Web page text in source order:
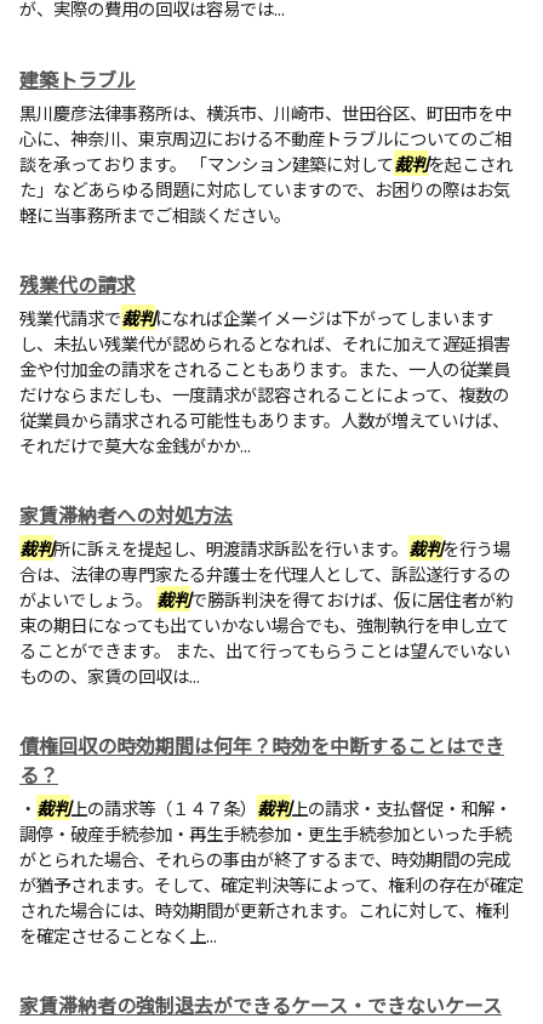
が、実際の費用の回収は容易では...
建築トラブル
黒川慶彦法律事務所は、横浜市、川崎市、世田谷区、町田市を中
心に、神奈川、東京周辺における不動産トラブルについてのご相
談を承っております。 「マンション建築に対して裁判を起こされ
た」などあらゆる問題に対応していますので、お困りの際はお気
軽に当事務所までご相談ください。
残業代の請求
残業代請求で裁判になれば企業イメージは下がってしまいます
し、未払い残業代が認められるとなれば、それに加えて遅延損害
金や付加金の請求をされることもあります。また、一人の従業員
だけならまだしも、一度請求が認容されることによって、複数の
従業員から請求される可能性もあります。人数が増えていけば、
それだけで莫大な金銭がかか...
家賃滞納者への対処方法
裁判所に訴えを提起し、明渡請求訴訟を行います。 裁判を行う場
合は、法律の専門家たる弁護士を代理人として、訴訟遂行するの
がよいでしょう。 裁判で勝訴判決を得ておけば、仮に居住者が約
束の期日になっても出ていかない場合でも、強制執行を申し立て
ることができます。 また、出て行ってもらうことは望んでいない
ものの、家賃の回収は...
債権回収の時効期間は何年？時効を中断することはでき
る？
・ 裁判上の請求等（１４７条） 裁判上の請求・支払督促・和解・
調停・破産手続参加・再生手続参加・更生手続参加といった手続
がとられた場合、それらの事由が終了するまで、時効期間の完成
が猶予されます。そして、確定判決等によって、権利の存在が確定
された場合には、時効期間が更新されます。これに対して、権利
を確定させることなく上...
家賃滞納者の強制退去ができるケース・できないケース